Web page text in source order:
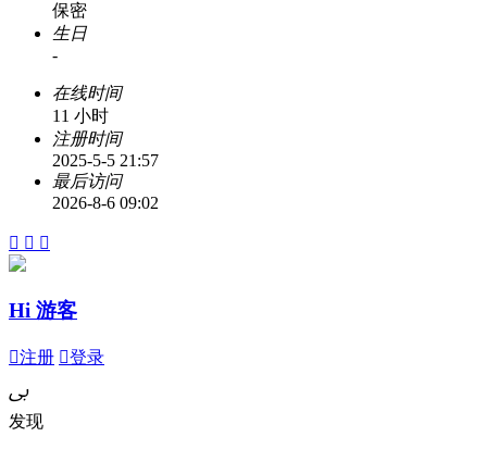
保密
生日
-
在线时间
11 小时
注册时间
2025-5-5 21:57
最后访问
2026-8-6 09:02
  
Hi 游客
注册 登录
ﰉ
发现